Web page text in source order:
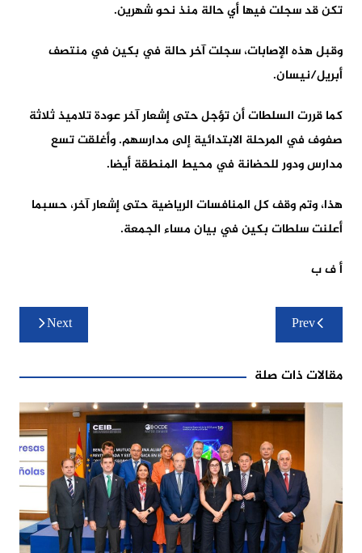
تكن قد سجلت فيها أي حالة منذ نحو شهرين.
وقبل هذه الإصابات، سجلت آخر حالة في بكين في منتصف
أبريل/نيسان.
كما قررت السلطات أن تؤجل حتى إشعار آخر عودة تلاميذ ثلاثة
صفوف في المرحلة الابتدائية إلى مدارسهم. وأغلقت تسع
مدارس ودور للحضانة في محيط المنطقة أيضا.
هذا، وتم وقف كل المنافسات الرياضية حتى إشعار آخر، حسبما
أعلنت سلطات بكين في بيان مساء الجمعة.
أ ف ب
تصفّح
المقالاتPrev
Next
مقالات ذات صلة